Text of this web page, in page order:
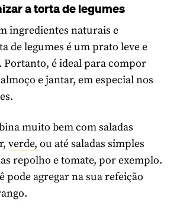
a torta de legumes
ingredientes naturais e
de legumes é um prato leve e
Portanto, é ideal para compor
e jantar, em especial nos
muito bem com saladas
verde, ou até saladas simples
repolho e tomate, por exemplo.
pode agregar na sua refeição